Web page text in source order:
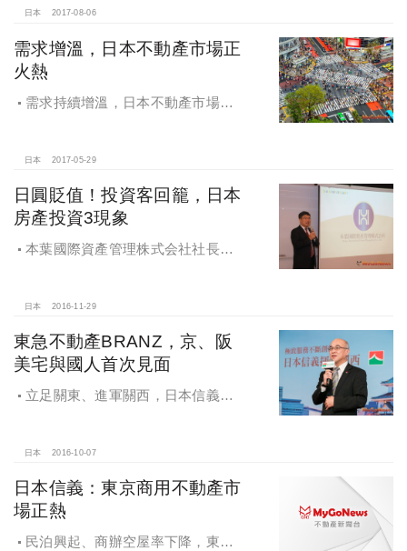
日本 2017-08-06
需求增溫，日本不動產市場正
火熱
需求持續增溫，日本不動產市場正
日本 2017-05-29
日圓貶值！投資客回籠，日本
房產投資3現象
本葉國際資產管理株式会社社長林
日本 2016-11-29
東急不動產BRANZ，京、阪
美宅與國人首次見面
立足關東、進軍關西，日本信義大
日本 2016-10-07
日本信義：東京商用不動產市
場正熱
民泊興起、商辦空屋率下降，東京